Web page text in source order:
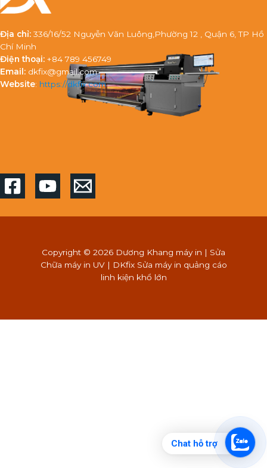
Địa chỉ: 336/16/52 Nguyễn Văn Luông,Phường 12 , Quận 6, TP Hồ
Chí Minh
Điện thoại: +84 789 456749
Email: dkfix@gmail.com
Website: https://dkfix.com
Copyright © 2026 Dương Khang máy in | Sửa
Chữa máy in UV | DKfix Sửa máy in quảng cáo
linh kiện khổ lớn
Chat hỗ trợ